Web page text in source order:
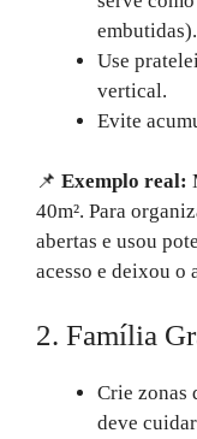
embutidas).
Use
vertical.
Evite
📌 Exemplo real:
40m². Para
abertas e usou
acesso e deixou o
2. Família
Crie zonas
deve